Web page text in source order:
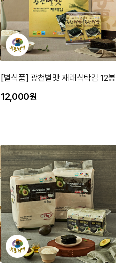
[별식품] 광천별맛 재래식탁김 12봉
12,000원